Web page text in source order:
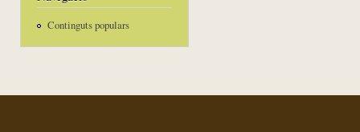
Continguts populars